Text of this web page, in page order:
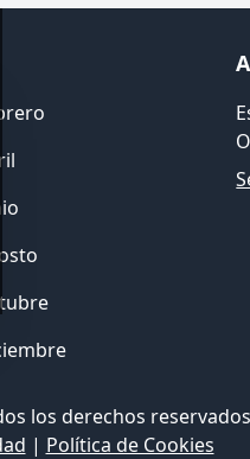
los derechos
| Política de Cookies